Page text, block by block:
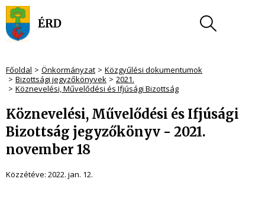
Főoldal Önkormányzat
Közgyűlési dokumentumok
Bizottsági jegyzőkönyvek
2021.
Köznevelési, Művelődési és Ifjúsági Bizottság
Köznevelési, Művelődési és Ifjúsági
Bizottság jegyzőkönyv - 2021.
november 18
Közzétéve: 2022. jan. 12.